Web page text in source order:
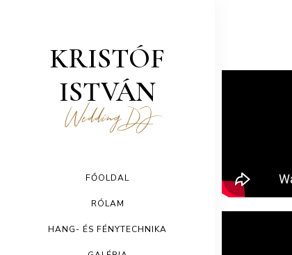
KRISTÓF
ISTVÁN
Wedding DJ
FŐOLDAL
RÓLAM
HANG- ÉS FÉNYTECHNIKA